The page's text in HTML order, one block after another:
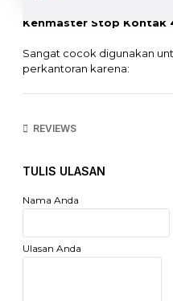
Kenmaster Stop Kontak
Sangat cocok digunakan
perkantoran karena:
4. Penggunaan yang mudah
Spesifikasi:
Jangkauan Frekuensi: 50/60hz
Dilengkapi dengan Switch
panjang kabel kurang lebih 4
REVIEWS
TULIS ULASAN
Nama Anda
Ulasan Anda